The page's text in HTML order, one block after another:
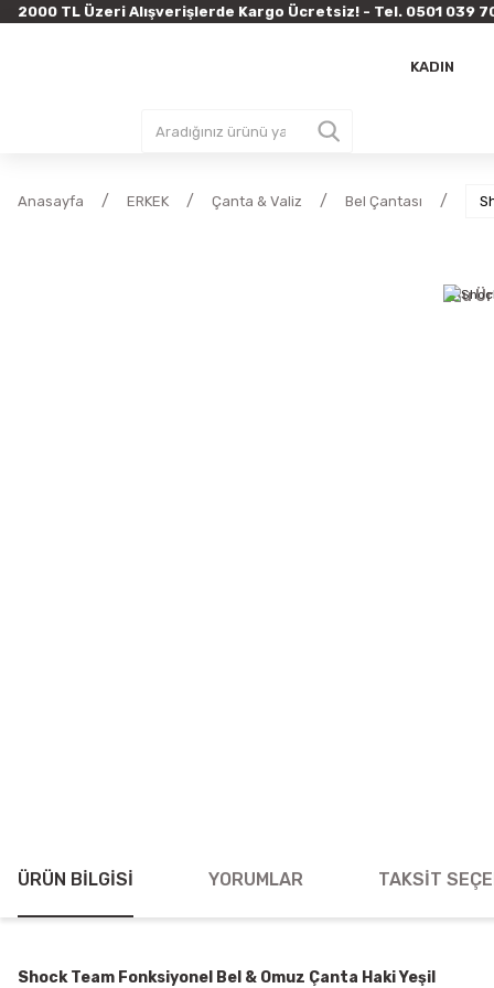
2000 TL Üzeri Alışverişlerde Kargo Ücretsiz! - Tel. 0501 039
KADIN
Anasayfa ERKEK Çanta & Valiz Bel Çantası
Bu
ÜRÜN BILGISI YORUMLAR TAKSIT
Shock Team Fonksiyonel Bel & Omuz Çanta Haki Yeşil